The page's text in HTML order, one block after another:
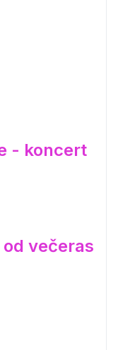
- koncert
večeras